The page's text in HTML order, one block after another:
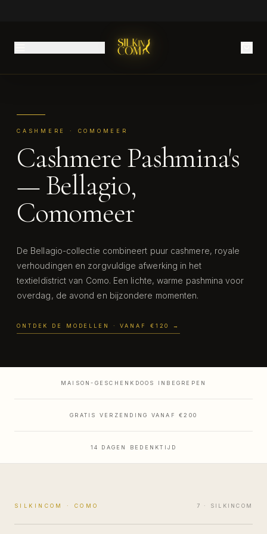
CASHMERE · COMOMEER
Cashmere Pashmina's
— Bellagio,
Comomeer
De Bellagio-collectie combineert puur cashmere, royale
verhoudingen en zorgvuldige afwerking in het
textieldistrict van Como. Een lichte, warme pashmina voor
overdag, de avond en bijzondere momenten.
ONTDEK DE MODELLEN · VANAF €120 →
MAISON-GESCHENKDOOS INBEGREPEN
GRATIS VERZENDING VANAF €200
14 DAGEN BEDENKTIJD
SILKINCOM · COMO 7 · SILKINCOM